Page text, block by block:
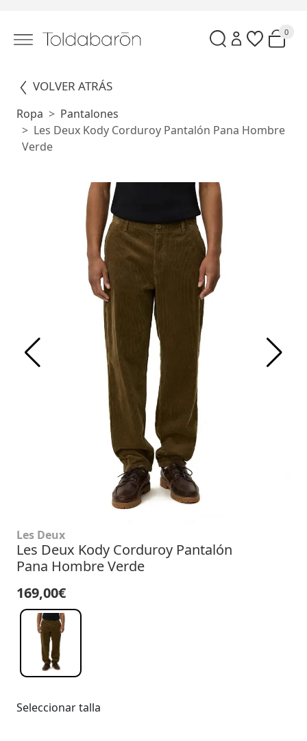
0
VOLVER ATRÁS
Ropa
Pantalones
Les Deux Kody Corduroy Pantalón Pana Hombre
Verde
Les Deux
Les Deux Kody Corduroy Pantalón
Pana Hombre Verde
169,00€
Seleccionar talla